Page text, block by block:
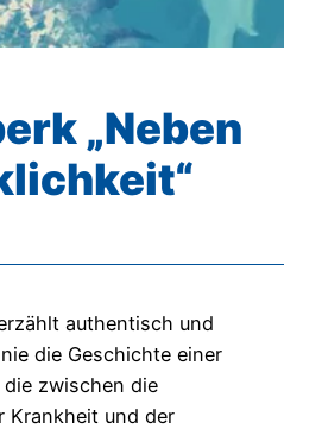
authentisch und
die Geschichte einer
die zwischen die
Krankheit und der